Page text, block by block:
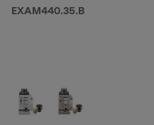
EXAM440.35.B